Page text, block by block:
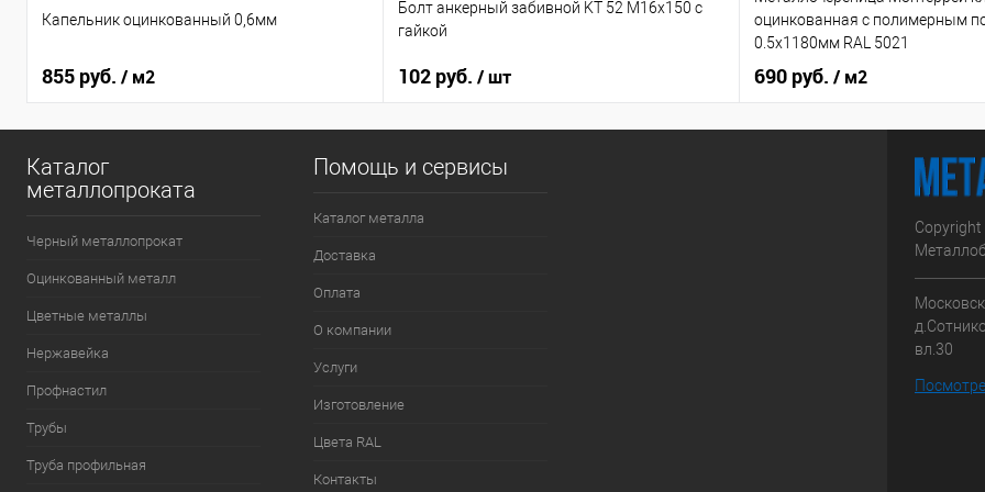
Капельник оцинкованный 0,6мм
855 руб. / м2
Болт анкерный забивной KT 52 М16х150 с
гайкой
102 руб. / шт
оцинкованная с полимерным
0.5x1180мм RAL 5021
690 руб. / м2
Каталог
металлопроката
Черный металлопрокат
Оцинкованный металл
Цветные металлы
Нержавейка
Профнастил
Трубы
Труба профильная
Помощь и сервисы
Каталог металла
Доставка
Оплата
О компании
Услуги
Изготовление
Цвета RAL
Контакты
вл.30